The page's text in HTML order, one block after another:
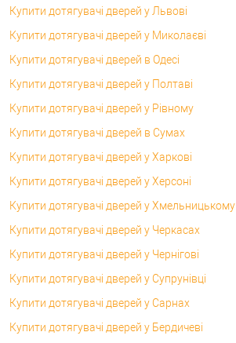
Купити дотягувачі дверей у Львові
Купити дотягувачі дверей у Миколаєві
Купити дотягувачі дверей в Одесі
Купити дотягувачі дверей у Полтаві
Купити дотягувачі дверей у Рівному
Купити дотягувачі дверей в Сумах
Купити дотягувачі дверей у Харкові
Купити дотягувачі дверей у Херсоні
Купити дотягувачі дверей у Хмельницькому
Купити дотягувачі дверей у Черкасах
Купити дотягувачі дверей у Чернігові
Купити дотягувачі дверей у Супрунівці
Купити дотягувачі дверей у Сарнах
Купити дотягувачі дверей у Бердичеві